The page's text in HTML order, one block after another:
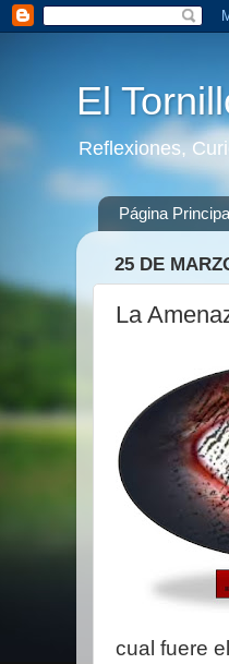
El
Reflexiones,
Página
25 DE
La
cual fuere